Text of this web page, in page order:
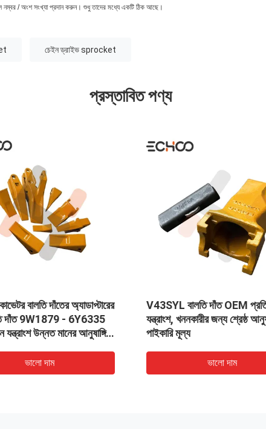
নম্বর / অংশ সংখ্যা প্রদান করুন। শুধু তাদের মধ্যে একটি ঠিক আছে।
চেইন ড্রাইভ sprocket
প্রস্তাবিত পণ্য
বালতি দাঁত OEM প্রতিস্থাপন
জন্য শ্রেষ্ঠ আনুষাঙ্গিক,
ভালো দাম
KOMATSU JV40 ড্রাম
বাফার কুশন নির্মাণ সরঞ্জাম খুচরা
ভালো দাম